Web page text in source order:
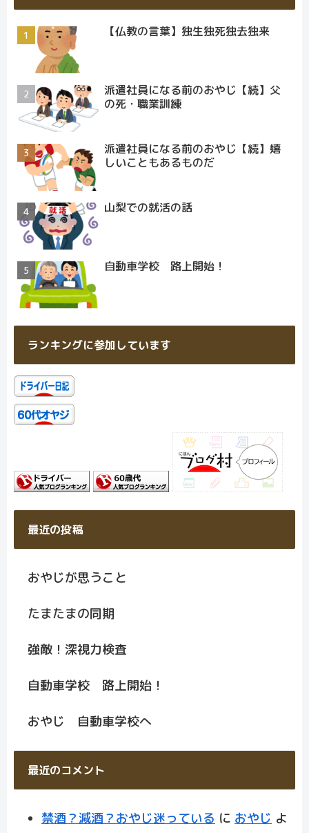
【仏教の言葉】独生独死独去独来
派遣社員になる前のおやじ【続】父
の死・職業訓練
派遣社員になる前のおやじ【続】嬉
しいこともあるものだ
山梨での就活の話
自動車学校 路上開始！
ランキングに参加しています
最近の投稿
おやじが思うこと
たまたまの同期
強敵！深視力検査
自動車学校 路上開始！
おやじ 自動車学校へ
最近のコメント
禁酒？減酒？おやじ迷っている に おやじ よ